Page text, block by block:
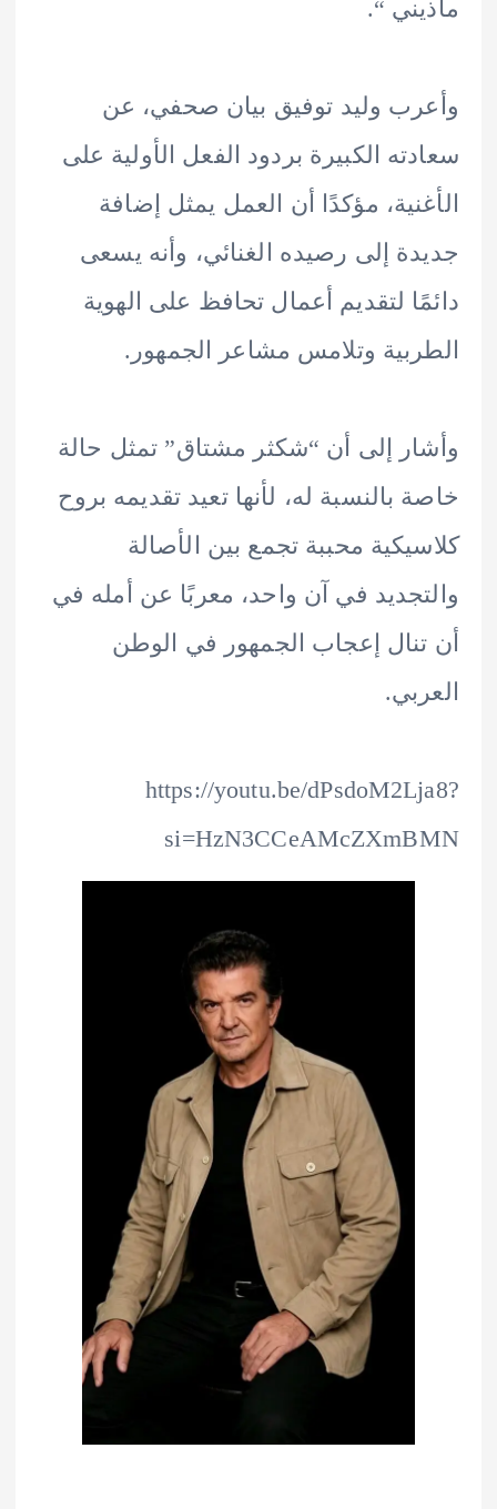
“.
وليد توفيق بيان صحفي، عن
الكبيرة بردود الفعل الأولية على
مؤكدًا أن العمل يمثل إضافة
إلى رصيده الغنائي، وأنه يسعى
لتقديم أعمال تحافظ على الهوية
وتلامس مشاعر الجمهور.
إلى أن “شكثر مشتاق” تمثل حالة
بالنسبة له، لأنها تعيد تقديمه بروح
محببة تجمع بين الأصالة
في آن واحد، معربًا عن أمله في
إعجاب الجمهور في الوطن
https://youtu.be/